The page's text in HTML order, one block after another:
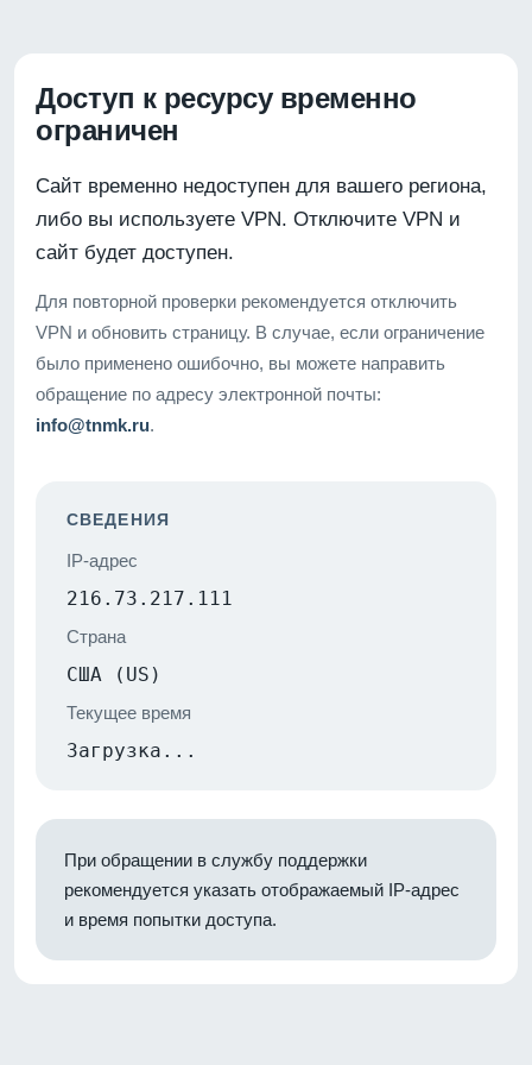
Доступ к ресурсу временно
ограничен
Сайт временно недоступен для вашего региона,
либо вы используете VPN. Отключите VPN и
сайт будет доступен.
Для повторной проверки рекомендуется отключить
VPN и обновить страницу. В случае, если ограничение
было применено ошибочно, вы можете направить
обращение по адресу электронной почты:
info@tnmk.ru.
СВЕДЕНИЯ
IP-адрес
216.73.217.111
Страна
США (US)
Текущее время
Загрузка...
При обращении в службу поддержки
рекомендуется указать отображаемый IP-адрес
и время попытки доступа.